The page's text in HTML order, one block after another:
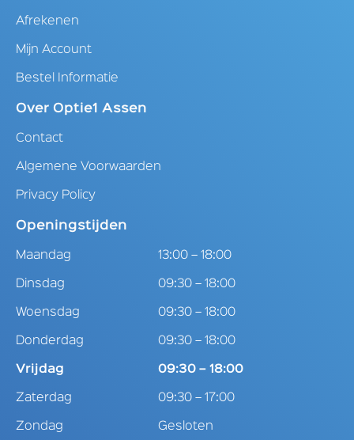
Afrekenen
Mijn Account
Bestel Informatie
Over Optie1 Assen
Contact
Algemene Voorwaarden
Privacy Policy
Openingstijden
Maandag 13:00 – 18:00
Dinsdag 09:30 – 18:00
Woensdag 09:30 – 18:00
Donderdag 09:30 – 18:00
Vrijdag 09:30 – 18:00
Zaterdag 09:30 – 17:00
Zondag Gesloten